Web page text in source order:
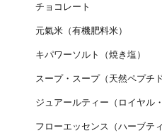
チョコレート
元氣米（有機肥料米）
キパワーソルト（焼き塩）
スープ・スープ（天然ペプチ
ジュアールティー（ロイヤル・
フローエッセンス（ハーブティ